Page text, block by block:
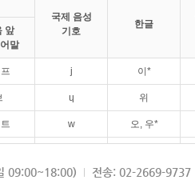
국제 음성
기호
한글
앞
말
j 이*
ɥ 위
w 오, 우*
09:00~18:00) 전송: 02-2669-9737